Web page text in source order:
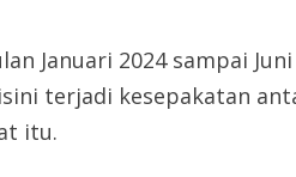
Januari 2024 sampai
terjadi kesepakatan
itu.